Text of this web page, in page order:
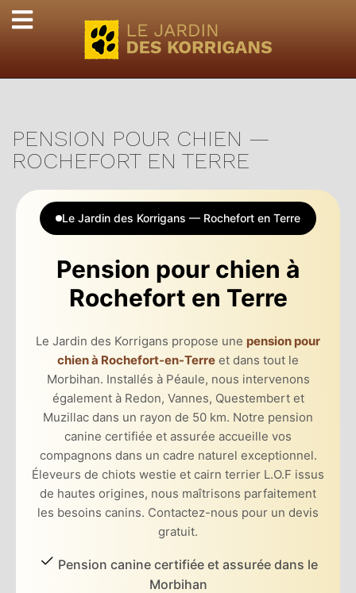
Le Jardin des Korrigans — Rochefort en Terre
Pension pour chien à
Rochefort en Terre
Le Jardin des Korrigans propose une pension pour
chien à Rochefort-en-Terre et dans tout le
Morbihan. Installés à Péaule, nous intervenons
également à Redon, Vannes, Questembert et
Muzillac dans un rayon de 50 km. Notre pension
canine certifiée et assurée accueille vos
compagnons dans un cadre naturel exceptionnel.
Éleveurs de chiots westie et cairn terrier L.O.F issus
de hautes origines, nous maîtrisons parfaitement
les besoins canins. Contactez-nous pour un devis
gratuit.
Pension canine certifiée et assurée dans le
Morbihan
PENSION POUR CHIEN —
ROCHEFORT EN TERRE